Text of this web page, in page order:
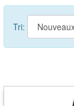
Tri: